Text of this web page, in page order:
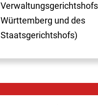
Württemberg und des
Staatsgerichtshofs)